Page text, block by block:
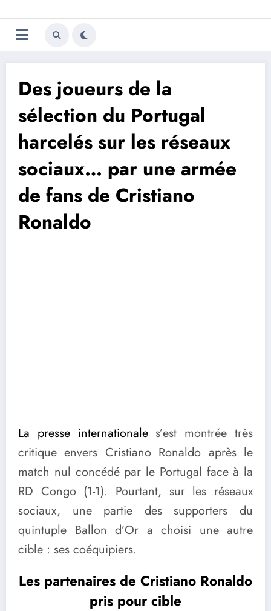
au
contenu
Trivela
L'actualité du football
Des joueurs de la
sélection du Portugal
harcelés sur les réseaux
sociaux… par une armée
de fans de Cristiano
Ronaldo
La presse internationales’est montrée très
critique envers Cristiano Ronaldo après le
match nul concédé par le Portugal face à la
RD Congo (1-1). Pourtant, sur les réseaux
sociaux, une partie des supporters du
quintuple Ballon d’Or a choisi une autre
cible : ses coéquipiers.
Les partenaires de Cristiano Ronaldo
pris pour cible